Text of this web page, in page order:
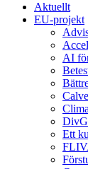
Aktuellt
EU-projekt
AI
Ett